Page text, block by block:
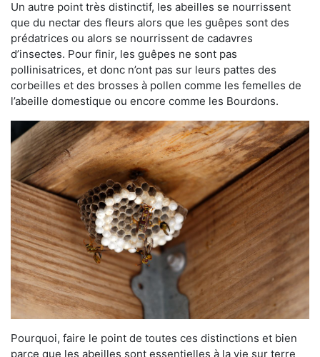
Un autre point très distinctif, les abeilles se nourrissent
que du nectar des fleurs alors que les guêpes sont des
prédatrices ou alors se nourrissent de cadavres
d’insectes. Pour finir, les guêpes ne sont pas
pollinisatrices, et donc n’ont pas sur leurs pattes des
corbeilles et des brosses à pollen comme les femelles de
l’abeille domestique ou encore comme les Bourdons.
Pourquoi, faire le point de toutes ces distinctions et bien
parce que les abeilles sont essentielles à la vie sur terre